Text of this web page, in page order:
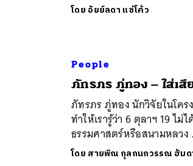
โดย อัยย์ลดา แซ่โค้ว
People
ภัทรภร ภู่ทอง – ใส่เสี
ภัทรภร ภู่ทอง นักวิจัยในโค
ทำให้เรารู้ว่า 6 ตุลาฯ 19 ไม่
ธรรมศาสตร์หรือสนามหลวง
โดย สายพิณ กุลกนกวรรณ ฮัมด